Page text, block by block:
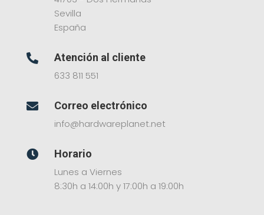
Sevilla
España

Atención al cliente
633 811 551

Correo electrónico
info@hardwareplanet.net

Horario
Lunes a Viernes
8:30h a 14:00h y 17:00h a 19:00h